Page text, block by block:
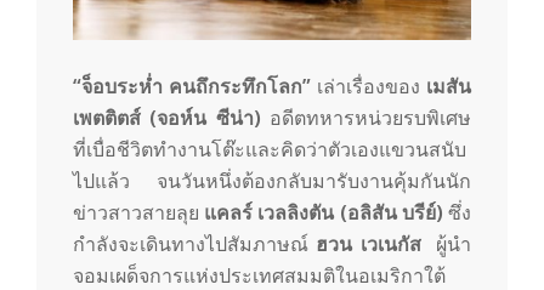
“จ็อบระห่ำ คนถึกระทึกโลก” เล่าเรื่องของ เมสัน
เพตติตส์ (จอห์น ซีน่า) อดีตทหารหน่วยรบพิเศษ
ที่เบื่อชีวิตทำงานโต๊ะและคิดว่าตัวเองแขวนสนับ
ไปแล้ว จนวันหนึ่งต้องกลับมารับงานคุ้มกันนัก
ข่าวสาวสายลุย แคลร์ เวลลิงตัน (อลิสัน บรีย์) ซึ่ง
กำลังจะเดินทางไปสัมภาษณ์ ฮวน เวเนกัส ผู้นำ
จอมเผด็จการแห่งประเทศสมมติในอเมริกาใต้